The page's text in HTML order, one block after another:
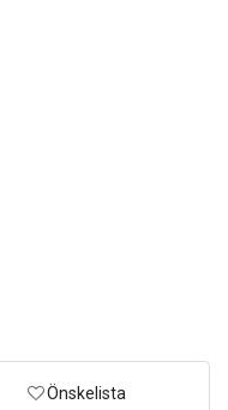
Önskelista